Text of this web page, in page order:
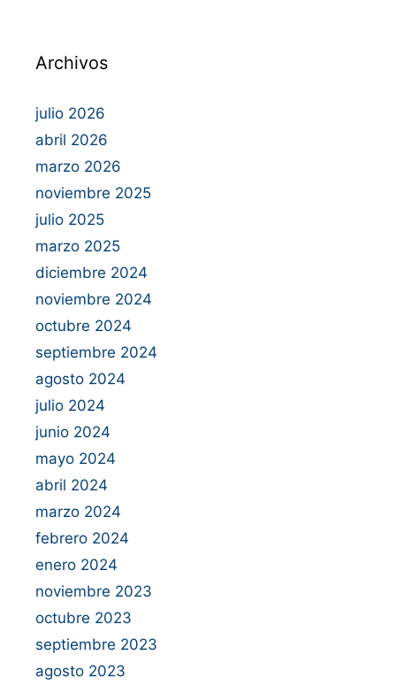
Archivos
julio 2026
abril 2026
marzo 2026
noviembre 2025
julio 2025
marzo 2025
diciembre 2024
noviembre 2024
octubre 2024
septiembre 2024
agosto 2024
julio 2024
junio 2024
mayo 2024
abril 2024
marzo 2024
febrero 2024
enero 2024
noviembre 2023
octubre 2023
septiembre 2023
agosto 2023